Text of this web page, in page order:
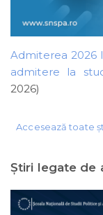
Admiterea 2026
admitere la
2026)
Accesează toate
Ştiri legate de